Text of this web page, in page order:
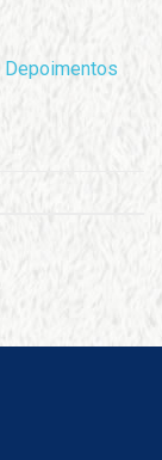
Depoimentos